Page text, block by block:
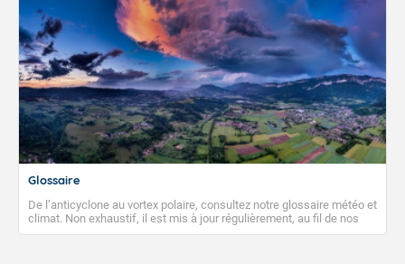
Glossaire
De l’anticyclone au vortex polaire, consultez notre glossaire météo et
climat. Non exhaustif, il est mis à jour régulièrement, au fil de nos
publications. Vous y trouverez également des liens utiles vers nos